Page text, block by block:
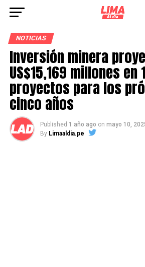
NOTICIAS
Inversión minera
US$15,169 millones en
proyectos para los
cinco años
Published 1 año ago on mayo 10,
By Limaaldia.pe